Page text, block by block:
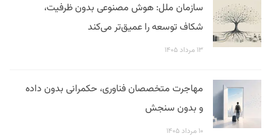
سازمان ملل: هوش مصنوعی بدون ظرفیت،
شکاف توسعه را عمیق‌تر می‌کند
۱۳ مرداد ۱۴۰۵
مهاجرت متخصصان فناوری، حکمرانی بدون داده
و بدون سنجش
۱۰ مرداد ۱۴۰۵